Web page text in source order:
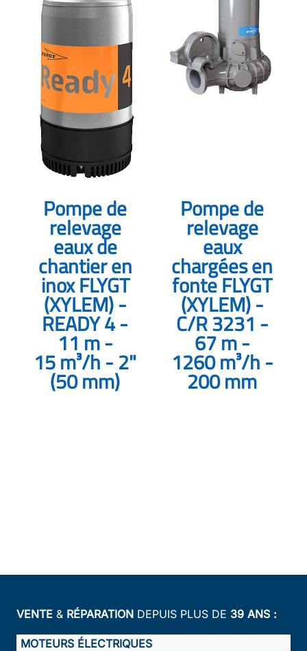
Pompe de
relevage
eaux de
chantier en
inox FLYGT
(XYLEM) -
READY 4 -
11 m -
15 m³/h - 2"
(50 mm)
Pompe de
relevage
eaux
chargées en
fonte FLYGT
(XYLEM) -
C/R 3231 -
67 m -
1260 m³/h -
200 mm
VENTE & RÉPARATION DEPUIS PLUS DE 39 ANS :
MOTEURS ÉLECTRIQUES